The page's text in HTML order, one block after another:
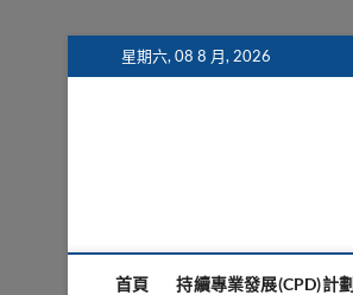
to
星期六, 08 8 月, 2026
首頁 持續專業發展(CPD)計劃